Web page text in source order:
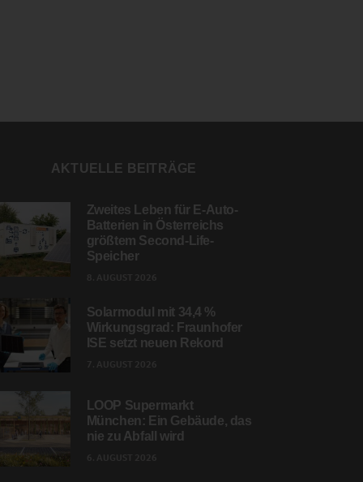
AKTUELLE BEITRÄGE
Zweites Leben für E-Auto-
Batterien in Österreichs
größtem Second-Life-
Speicher
Solarmodul mit 34,4 %
Wirkungsgrad: Fraunhofer
ISE setzt neuen Rekord
LOOP Supermarkt
München: Ein Gebäude, das
nie zu Abfall wird